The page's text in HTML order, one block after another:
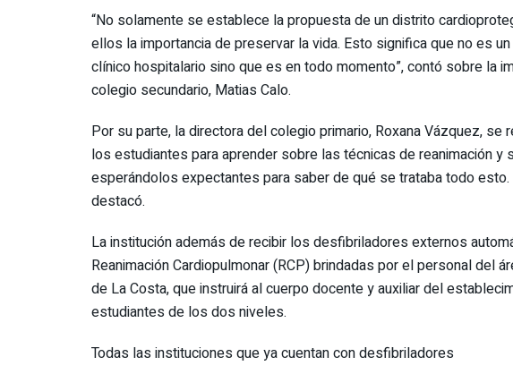
“No solamente se establece la propuesta de un distrito
ellos la importancia de preservar la vida. Esto significa que no es
clínico hospitalario sino que es en todo momento”, contó sobre la
colegio secundario, Matias Calo.
Por su parte, la directora del colegio primario, Roxana Vázquez,
los estudiantes para aprender sobre las técnicas de reanimación
esperándolos expectantes para saber de qué se trataba todo
destacó.
La institución además de recibir los desfibriladores externos
Reanimación Cardiopulmonar (RCP) brindadas por el personal del
de La Costa, que instruirá al cuerpo docente y auxiliar del
estudiantes de los dos niveles.
Todas las instituciones que ya cuentan con desfibriladores